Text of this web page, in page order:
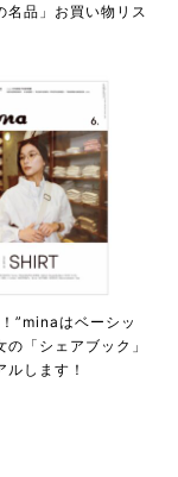
名品」お買い物リス
”minaはベーシッ
の「シェアブック」
ルします！